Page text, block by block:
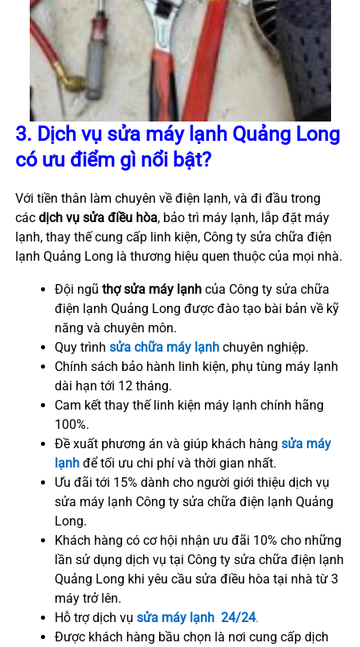
3. Dịch vụ sửa máy lạnh Quảng Long
có ưu điểm gì nổi bật?
Với tiền thân làm chuyên về điện lạnh, và đi đầu trong
các dịch vụ sửa điều hòa, bảo trì máy lạnh, lắp đặt máy
lạnh, thay thế cung cấp linh kiện, Công ty sửa chữa điện
lạnh Quảng Long là thương hiệu quen thuộc của mọi nhà.
Đội ngũthợ sửa máy lạnh của Công ty sửa chữa
điện lạnh Quảng Long được đào tạo bài bản về kỹ
năng và chuyên môn.
Quy trình sửa chữa máy lạnh chuyên nghiệp.
Chính sách bảo hành linh kiện, phụ tùng máy lạnh
dài hạn tới 12 tháng.
Cam kết thay thế linh kiện máy lạnh chính hãng
100%.
Đề xuất phương án và giúp khách hàngsửa máy
lạnh để tối ưu chi phí và thời gian nhất.
Ưu đãi tới 15% dành cho người giới thiệu dịch vụ
sửa máy lạnh Công ty sửa chữa điện lạnh Quảng
Long.
Khách hàng có cơ hội nhận ưu đãi 10% cho những
lần sử dụng dịch vụ tại Công ty sửa chữa điện lạnh
Quảng Long khi yêu cầu sửa điều hòa tại nhà từ 3
máy trở lên.
Hỗ trợ dịch vụ sửa máy lạnh 24/24.
Được khách hàng bầu chọn là nơi cung cấp dịch